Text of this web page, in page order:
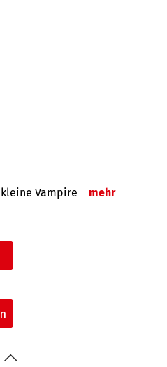
Vampire mehr